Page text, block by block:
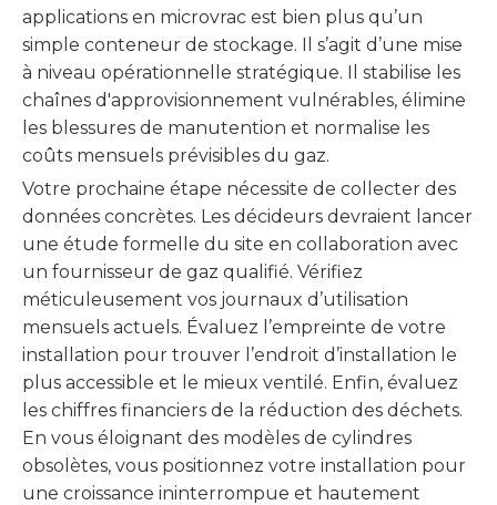
applications en microvrac est bien plus qu’un
simple conteneur de stockage. Il s’agit d’une mise
à niveau opérationnelle stratégique. Il stabilise les
chaînes d'approvisionnement vulnérables, élimine
les blessures de manutention et normalise les
coûts mensuels prévisibles du gaz.
Votre prochaine étape nécessite de collecter des
données concrètes. Les décideurs devraient lancer
une étude formelle du site en collaboration avec
un fournisseur de gaz qualifié. Vérifiez
méticuleusement vos journaux d’utilisation
mensuels actuels. Évaluez l’empreinte de votre
installation pour trouver l’endroit d’installation le
plus accessible et le mieux ventilé. Enfin, évaluez
les chiffres financiers de la réduction des déchets.
En vous éloignant des modèles de cylindres
obsolètes, vous positionnez votre installation pour
une croissance ininterrompue et hautement